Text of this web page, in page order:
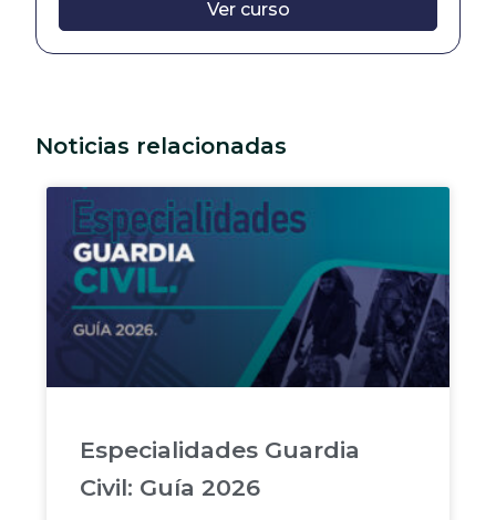
Ver curso
Noticias relacionadas
Especialidades Guardia
Civil: Guía 2026